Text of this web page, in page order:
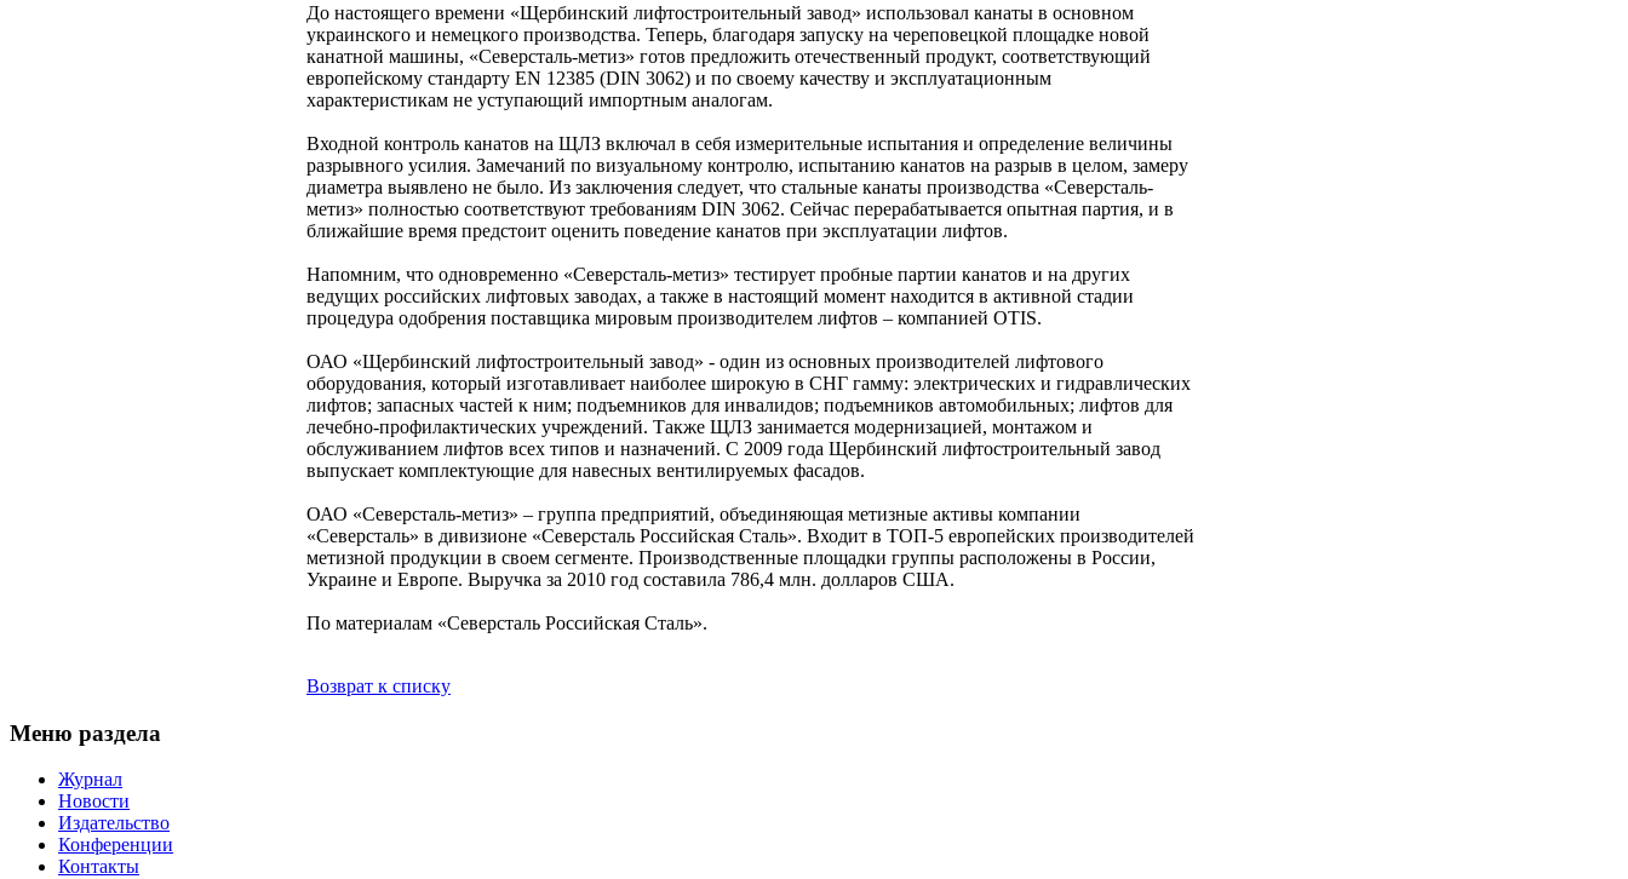
До настоящего времени «Щербинский лифтостроительный завод» использовал канаты в основном
украинского и немецкого производства. Теперь, благодаря запуску на череповецкой площадке новой
канатной машины, «Северсталь-метиз» готов предложить отечественный продукт, соответствующий
европейскому стандарту EN 12385 (DIN 3062) и по своему качеству и эксплуатационным
характеристикам не уступающий импортным аналогам.
Входной контроль канатов на ЩЛЗ включал в себя измерительные испытания и определение величины
разрывного усилия. Замечаний по визуальному контролю, испытанию канатов на разрыв в целом, замеру
диаметра выявлено не было. Из заключения следует, что стальные канаты производства «Северсталь-
метиз» полностью соответствуют требованиям DIN 3062. Сейчас перерабатывается опытная партия, и в
ближайшие время предстоит оценить поведение канатов при эксплуатации лифтов.
Напомним, что одновременно «Северсталь-метиз» тестирует пробные партии канатов и на других
ведущих российских лифтовых заводах, а также в настоящий момент находится в активной стадии
процедура одобрения поставщика мировым производителем лифтов – компанией OTIS.
ОАО «Щербинский лифтостроительный завод» - один из основных производителей лифтового
оборудования, который изготавливает наиболее широкую в СНГ гамму: электрических и гидравлических
лифтов; запасных частей к ним; подъемников для инвалидов; подъемников автомобильных; лифтов для
лечебно-профилактических учреждений. Также ЩЛЗ занимается модернизацией, монтажом и
обслуживанием лифтов всех типов и назначений. С 2009 года Щербинский лифтостроительный завод
выпускает комплектующие для навесных вентилируемых фасадов.
ОАО «Северсталь-метиз» – группа предприятий, объединяющая метизные активы компании
«Северсталь» в дивизионе «Северсталь Российская Сталь». Входит в ТОП-5 европейских производителей
метизной продукции в своем сегменте. Производственные площадки группы расположены в России,
Украине и Европе. Выручка за 2010 год составила 786,4 млн. долларов США.
По материалам «Северсталь Российская Сталь».
Возврат к списку
Меню раздела
Журнал
Новости
Издательство
Конференции
Контакты